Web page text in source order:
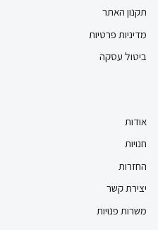
תקנון האתר
מדיניות פרטיות
ביטול עסקה
אודות
חנויות
החזרות
יצירת קשר
משרות פנויות